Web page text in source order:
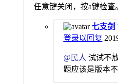
任意键关闭，按a键检查
七支剑
登录以回复
@ 民人 试试不
题应该是版本